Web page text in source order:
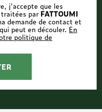
j'accepte que les
parFATTOUMI
demande de contact et
peut en découler. En
politique de